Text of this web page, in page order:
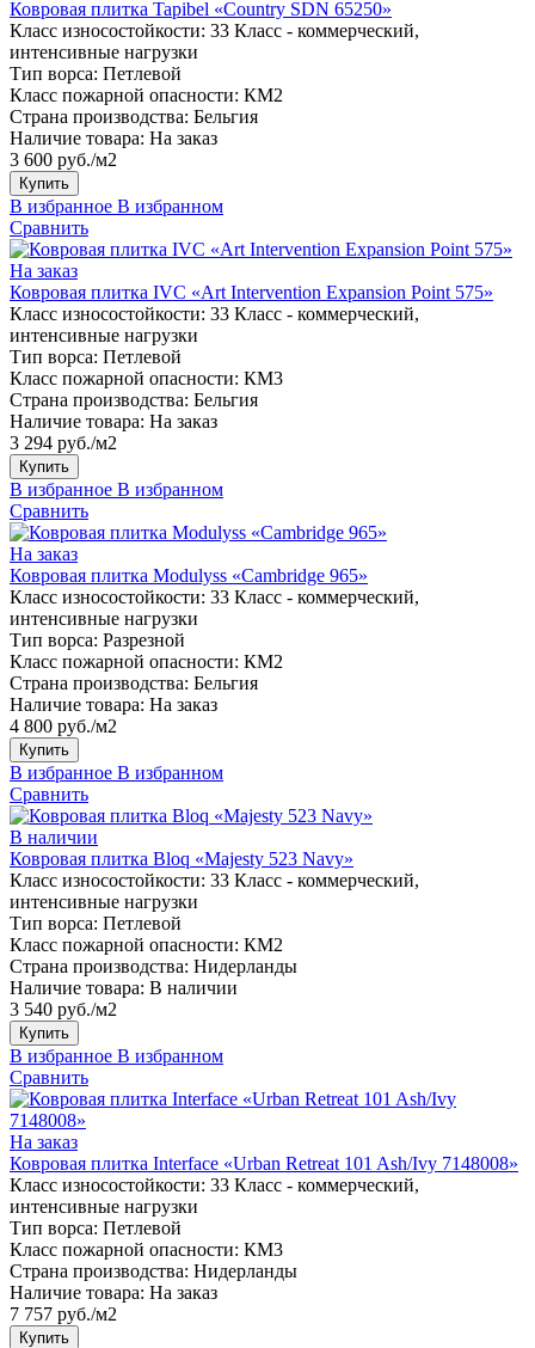
Ковровая плитка Tapibel «Country SDN 65250»
Класс износостойкости: 33 Класс - коммерческий,
интенсивные нагрузки
Тип ворса: Петлевой
Класс пожарной опасности: КМ2
Страна производства: Бельгия
Наличие товара: На заказ
3 600 руб./м2
Купить
В избранное В избранном
Сравнить
На заказ
Ковровая плитка IVC «Art Intervention Expansion Point 575»
Класс износостойкости: 33 Класс - коммерческий,
интенсивные нагрузки
Тип ворса: Петлевой
Класс пожарной опасности: КМ3
Страна производства: Бельгия
Наличие товара: На заказ
3 294 руб./м2
Купить
В избранное В избранном
Сравнить
На заказ
Ковровая плитка Modulyss «Cambridge 965»
Класс износостойкости: 33 Класс - коммерческий,
интенсивные нагрузки
Тип ворса: Разрезной
Класс пожарной опасности: КМ2
Страна производства: Бельгия
Наличие товара: На заказ
4 800 руб./м2
Купить
В избранное В избранном
Сравнить
В наличии
Ковровая плитка Bloq «Majesty 523 Navy»
Класс износостойкости: 33 Класс - коммерческий,
интенсивные нагрузки
Тип ворса: Петлевой
Класс пожарной опасности: КМ2
Страна производства: Нидерланды
Наличие товара: В наличии
3 540 руб./м2
Купить
В избранное В избранном
Сравнить
На заказ
Ковровая плитка Interface «Urban Retreat 101 Ash/Ivy 7148008»
Класс износостойкости: 33 Класс - коммерческий,
интенсивные нагрузки
Тип ворса: Петлевой
Класс пожарной опасности: КМ3
Страна производства: Нидерланды
Наличие товара: На заказ
7 757 руб./м2
Купить